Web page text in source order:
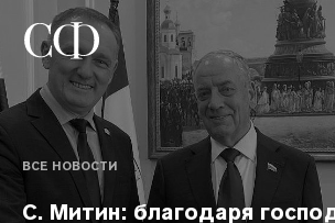
ВСЕ НОВОСТИ
С. Митин: благодаря